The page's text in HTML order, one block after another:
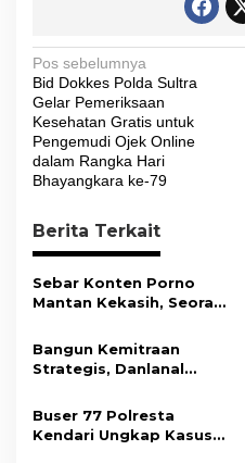
N
a
v
i
g
a
s
i
p
o
s
Pos sebelumnya
Bid Dokkes Polda Sultra
Gelar Pemeriksaan
Kesehatan Gratis untuk
Pengemudi Ojek Online
dalam Rangka Hari
Bhayangkara ke-79
Berita Terkait
Sebar Konten Porno
Mantan Kekasih, Seorang
Tahun Penjara
Bangun Kemitraan
Strategis, Danlanal
Wujudkan Informasi
Objektif dan Berimbang
Buser 77 Polresta
Kendari Ungkap Kasus